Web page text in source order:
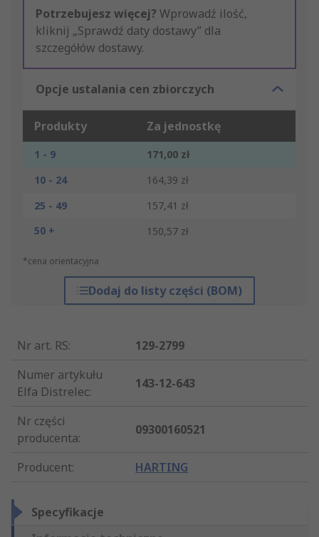
Potrzebujesz więcej? Wprowadź ilość,
kliknij „Sprawdź daty dostawy” dla
szczegółów dostawy.
Opcje ustalania cen zbiorczych
Produkty Za jednostkę
1 - 9
171,00 zł
10 - 24
164,39 zł
25 - 49
157,41 zł
50 +
150,57 zł
*cena orientacyjna
Dodaj do listy części (BOM)
Nr art. RS:
129-2799
Numer artykułu
Elfa Distrelec:
143-12-643
Nr części
producenta:
09300160521
Producent: HARTING
Specyfikacje